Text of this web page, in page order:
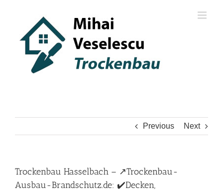
Previous Next
Trockenbau Hasselbach – ↗️Trockenbau-
Ausbau-Brandschutz.de: ✔️Decken,